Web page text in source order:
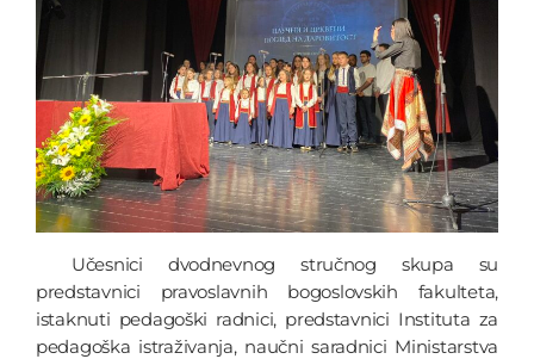
Učesnici dvodnevnog stručnog skupa su
predstavnici pravoslavnih bogoslovskih fakulteta,
istaknuti pedagoški radnici, predstavnici Instituta za
pedagoška istraživanja, naučni saradnici Ministarstva